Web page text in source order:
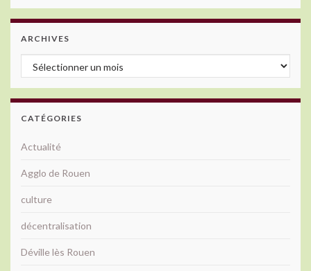
ARCHIVES
Archives
CATÉGORIES
Actualité
Agglo de Rouen
culture
décentralisation
Déville lès Rouen